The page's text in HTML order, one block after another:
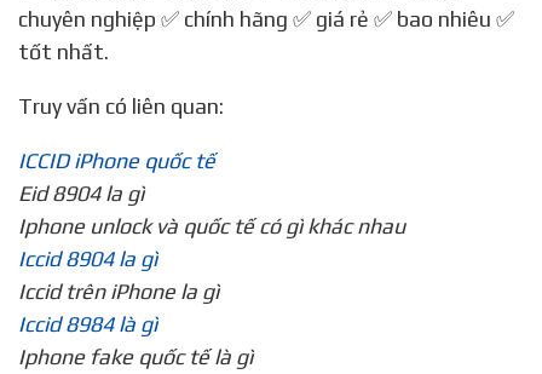
chuyên nghiệp ✅ chính hãng ✅ giá rẻ ✅ bao nhiêu ✅
tốt nhất.
Truy vấn có liên quan:
ICCID iPhone quốc tế
Eid 8904 la gì
Iphone unlock và quốc tế có gì khác nhau
Iccid 8904 la gì
Iccid trên iPhone la gì
Iccid 8984 là gì
Iphone fake quốc tế là gì